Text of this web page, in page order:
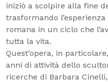
iniziò a scolpire alla fine
trasformando
romana in un ciclo che
tutta la vita.
Quest’opera, in
anni di attività dello
ricerche di Barbara